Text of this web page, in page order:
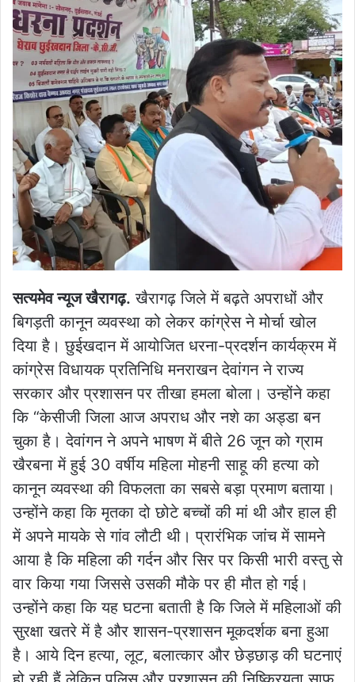
सत्यमेव न्यूज खैरागढ़. खैरागढ़ जिले में बढ़ते अपराधों और
बिगड़ती कानून व्यवस्था को लेकर कांग्रेस ने मोर्चा खोल
दिया है। छुईखदान में आयोजित धरना-प्रदर्शन कार्यक्रम में
कांग्रेस विधायक प्रतिनिधि मनराखन देवांगन ने राज्य
सरकार और प्रशासन पर तीखा हमला बोला। उन्होंने कहा
कि “केसीजी जिला आज अपराध और नशे का अड्डा बन
चुका है। देवांगन ने अपने भाषण में बीते 26 जून को ग्राम
खैरबना में हुई 30 वर्षीय महिला मोहनी साहू की हत्या को
कानून व्यवस्था की विफलता का सबसे बड़ा प्रमाण बताया।
उन्होंने कहा कि मृतका दो छोटे बच्चों की मां थी और हाल ही
में अपने मायके से गांव लौटी थी। प्रारंभिक जांच में सामने
आया है कि महिला की गर्दन और सिर पर किसी भारी वस्तु से
वार किया गया जिससे उसकी मौके पर ही मौत हो गई।
उन्होंने कहा कि यह घटना बताती है कि जिले में महिलाओं की
सुरक्षा खतरे में है और शासन-प्रशासन मूकदर्शक बना हुआ
है। आये दिन हत्या, लूट, बलात्कार और छेड़छाड़ की घटनाएं